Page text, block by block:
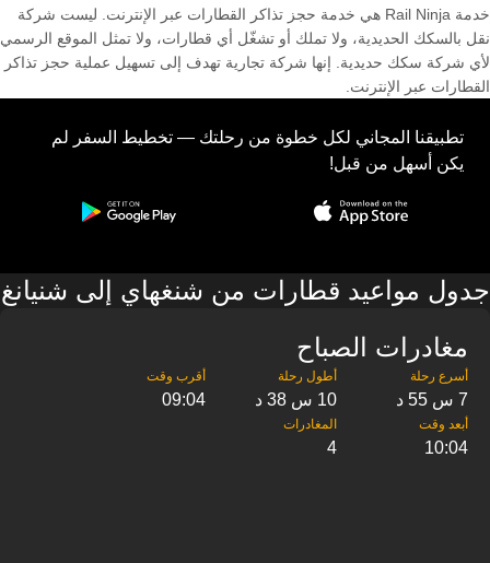
خدمة Rail Ninja هي خدمة حجز تذاكر القطارات عبر الإنترنت. ليست شركة
نقل بالسكك الحديدية، ولا تملك أو تشغّل أي قطارات، ولا تمثل الموقع الرسمي
لأي شركة سكك حديدية. إنها شركة تجارية تهدف إلى تسهيل عملية حجز تذاكر
القطارات عبر الإنترنت.
تطبيقنا المجاني لكل خطوة من رحلتك — تخطيط السفر لم
يكن أسهل من قبل!
جدول مواعيد قطارات من شنغهاي إلى شنيانغ
مغادرات الصباح
7 س 55 د 10 س 38 د 09:04
10:04
4